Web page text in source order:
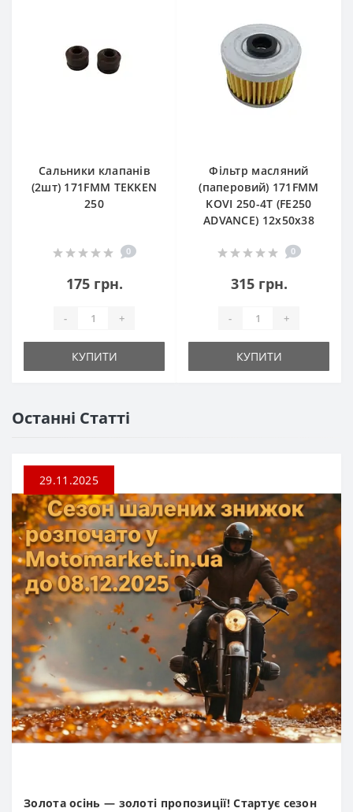
Сальники клапанів
(2шт) 171FMM TEKKEN
250
0
175 грн.
- +
КУПИТИ
Фільтр масляний
(паперовий) 171FMM
KOVI 250-4T (FE250
ADVANCE) 12х50х38
0
315 грн.
- +
КУПИТИ
Останні Статті
29.11.2025
Золота осінь — золоті пропозиції! Стартує сезон